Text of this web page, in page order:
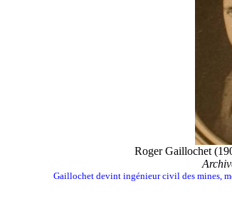
Roger Gaillochet
Gaillochet devint ingénieur civil des mines,